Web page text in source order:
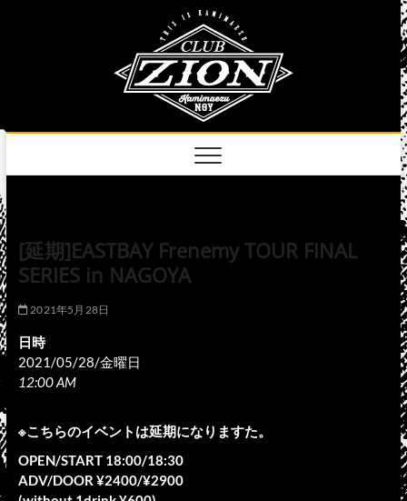
[延期]EASTBAY Frenemy TOUR FINAL
SERIES in NAGOYA
2021年5月28日
日時
2021/05/28/金曜日
12:00 AM
※こちらのイベントは延期になりますた。
OPEN/START 18:00/18:30
ADV/DOOR ¥2400/¥2900